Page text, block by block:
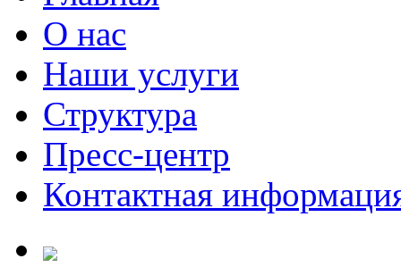
О нас
Наши услуги
Структура
Пресс-центр
Контактная